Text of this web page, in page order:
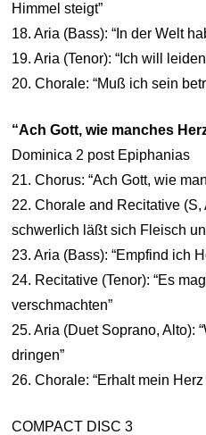
Himmel steigt”
18. Aria (Bass): “In der Welt
19. Aria (Tenor): “Ich will
20. Chorale: “Muß ich sein
“Ach Gott, wie manches
Dominica 2 post Epiphanias
21. Chorus: “Ach Gott, wie
22. Chorale and Recitative (S,
schwerlich läßt sich Fleisch
23. Aria (Bass): “Empfind ich
24. Recitative (Tenor): “Es
verschmachten”
25. Aria (Duet Soprano, Alto):
dringen”
26. Chorale: “Erhalt mein
COMPACT DISC 3